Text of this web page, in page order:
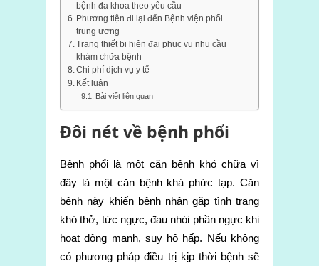
bệnh đa khoa theo yêu cầu
Phương tiện đi lại đến Bệnh viện phổi
trung ương
Trang thiết bị hiện đại phục vụ nhu cầu
khám chữa bệnh
Chi phí dịch vụ y tế
Kết luận
Bài viết liên quan
Đôi nét về bệnh phổi
Bệnh phổi là một căn bệnh khó chữa vì
đây là một căn bệnh khá phức tạp. Căn
bệnh này khiến bệnh nhân gặp tình trạng
khó thở, tức ngực, đau nhói phần ngực khi
hoạt động mạnh, suy hô hấp. Nếu không
có phương pháp điều trị kịp thời bệnh sẽ